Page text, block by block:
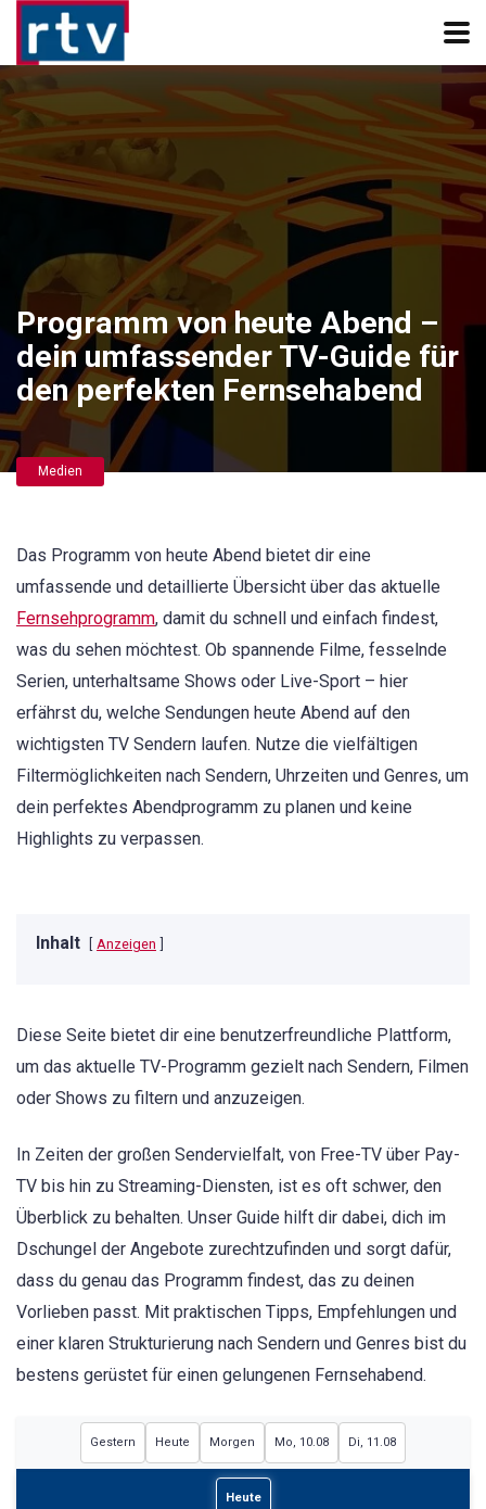
Programm von heute Abend –
dein umfassender TV-Guide für
den perfekten Fernsehabend
Medien
Das Programm von heute Abend bietet dir eine
umfassende und detaillierte Übersicht über das aktuelle
Fernsehprogramm, damit du schnell und einfach findest,
was du sehen möchtest. Ob spannende Filme, fesselnde
Serien, unterhaltsame Shows oder Live-Sport – hier
erfährst du, welche Sendungen heute Abend auf den
wichtigsten TV Sendern laufen. Nutze die vielfältigen
Filtermöglichkeiten nach Sendern, Uhrzeiten und Genres, um
dein perfektes Abendprogramm zu planen und keine
Highlights zu verpassen.
Inhalt Anzeigen
Diese Seite bietet dir eine benutzerfreundliche Plattform,
um das aktuelle TV-Programm gezielt nach Sendern, Filmen
oder Shows zu filtern und anzuzeigen.
In Zeiten der großen Sendervielfalt, von Free-TV über Pay-
TV bis hin zu Streaming-Diensten, ist es oft schwer, den
Überblick zu behalten. Unser Guide hilft dir dabei, dich im
Dschungel der Angebote zurechtzufinden und sorgt dafür,
dass du genau das Programm findest, das zu deinen
Vorlieben passt. Mit praktischen Tipps, Empfehlungen und
einer klaren Strukturierung nach Sendern und Genres bist du
bestens gerüstet für einen gelungenen Fernsehabend.
Gestern Heute Morgen Mo, 10.08 Di, 11.08
Heute